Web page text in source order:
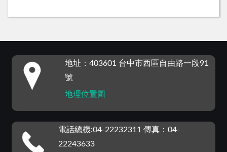
地址：403601 台中市西區自由路一段91
號
地理位置圖
電話總機:04-22232311 傳真：04-
22243633